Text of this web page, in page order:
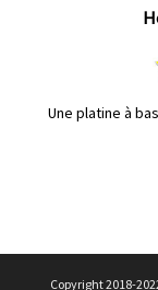
Une platine à
Copyright 2018-